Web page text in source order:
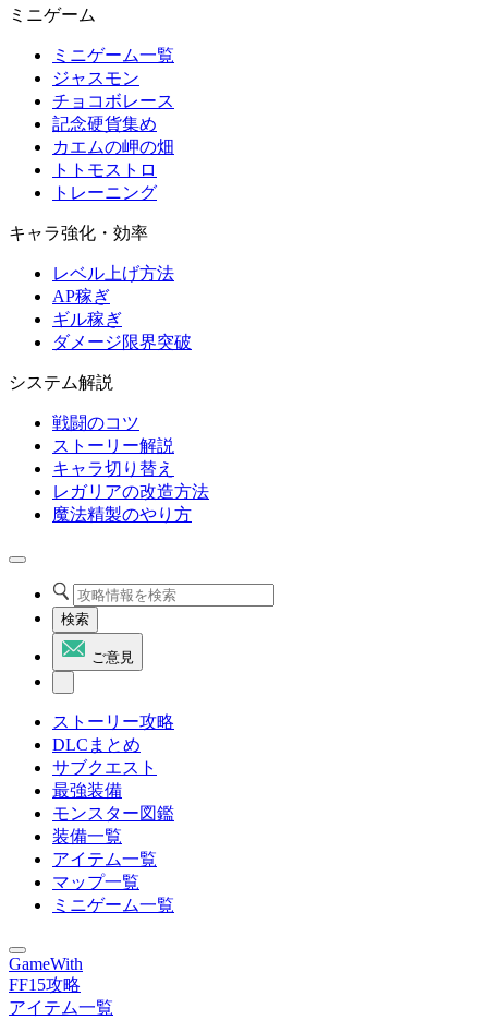
ミニゲーム
ミニゲーム一覧
ジャスモン
チョコボレース
記念硬貨集め
カエムの岬の畑
トトモストロ
トレーニング
キャラ強化・効率
レベル上げ方法
AP稼ぎ
ギル稼ぎ
ダメージ限界突破
システム解説
戦闘のコツ
ストーリー解説
キャラ切り替え
レガリアの改造方法
魔法精製のやり方
検索
ご意見
ストーリー攻略
DLCまとめ
サブクエスト
最強装備
モンスター図鑑
装備一覧
アイテム一覧
マップ一覧
ミニゲーム一覧
GameWith
FF15攻略
アイテム一覧